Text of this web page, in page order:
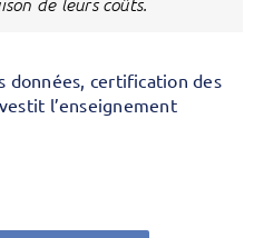
données, certification des
l’enseignement